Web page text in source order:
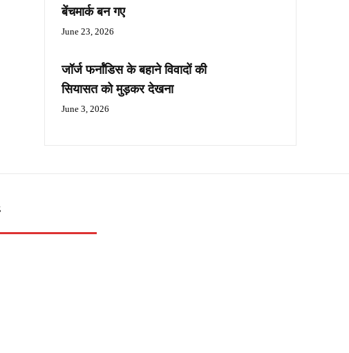
बेंचमार्क बन गए
June 23, 2026
जॉर्ज फर्नांडिस के बहाने विवादों की
सियासत को मुड़कर देखना
June 3, 2026